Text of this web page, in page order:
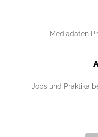
Mediadaten
Jobs und Praktika